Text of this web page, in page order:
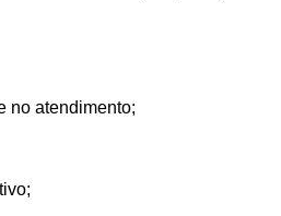
no atendimento;